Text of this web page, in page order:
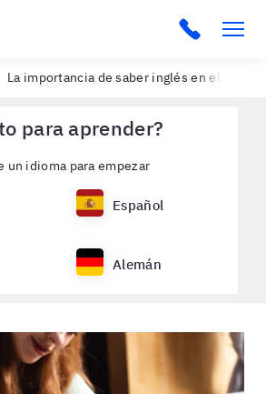
Click to
La importancia de saber inglés en el
para aprender?
un idioma para empezar
Español
Alemán